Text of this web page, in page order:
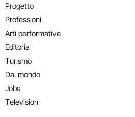
Progetto
Professioni
Arti performative
Editoria
Turismo
Dal mondo
Jobs
Television